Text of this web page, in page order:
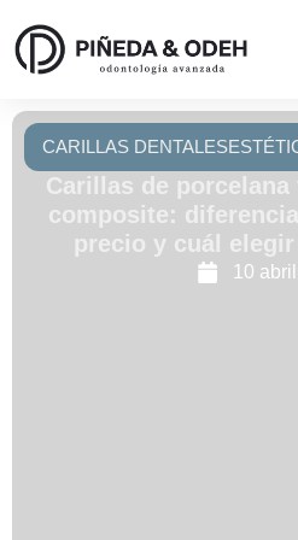
CARILLAS DENTALES
Carillas de porcelana
composite:
precio y cuál elegir
10